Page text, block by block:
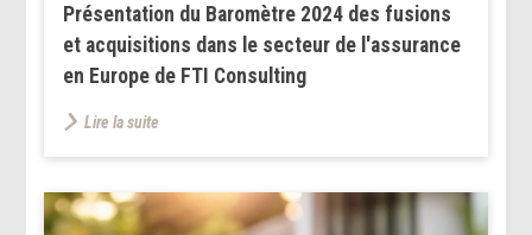
Présentation du Baromètre 2024 des fusions
et acquisitions dans le secteur de l'assurance
en Europe de FTI Consulting
Lire la suite